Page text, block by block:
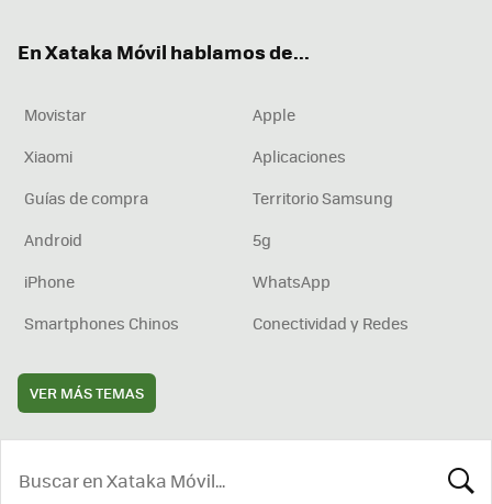
En Xataka Móvil hablamos de...
Movistar
Apple
Xiaomi
Aplicaciones
Guías de compra
Territorio Samsung
Android
5g
iPhone
WhatsApp
Smartphones Chinos
Conectividad y Redes
VER MÁS TEMAS